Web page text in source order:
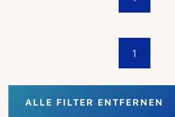
1
ALLE FILTER ENTFERNEN